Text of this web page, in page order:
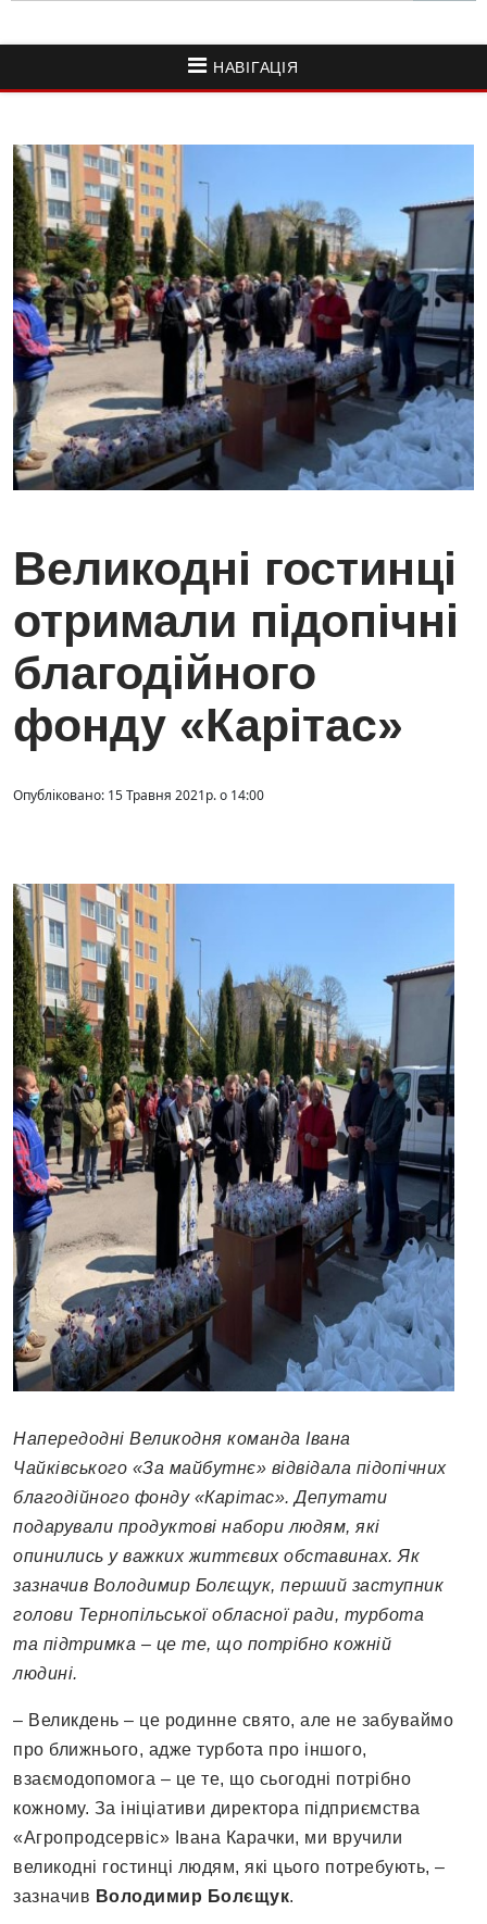
НАВІГАЦІЯ
Великодні гостинці
отримали підопічні
благодійного
фонду «Карітас»
Опубліковано: 15 Травня 2021р. о 14:00
Напередодні Великодня команда Івана
Чайківського «За майбутнє» відвідала підопічних
благодійного фонду «Карітас». Депутати
подарували продуктові набори людям, які
опинились у важких життєвих обставинах. Як
зазначив Володимир Болєщук, перший заступник
голови Тернопільської обласної ради, турбота
та підтримка – це те, що потрібно кожній
людині.
– Великдень – це родинне свято, але не забуваймо
про ближнього, адже турбота про іншого,
взаємодопомога – це те, що сьогодні потрібно
кожному. За ініціативи директора підприємства
«Агропродсервіс» Івана Карачки, ми вручили
великодні гостинці людям, які цього потребують, –
зазначив Володимир Болєщук.